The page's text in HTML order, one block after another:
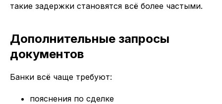
такие задержки становятся всё более частыми.
Дополнительные запросы
документов
Банки всё чаще требуют:
пояснения по сделке